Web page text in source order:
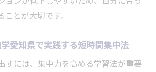
とが大切です。
愛知県で実践する短時間集中法
すには、集中力を高める学習法が重要